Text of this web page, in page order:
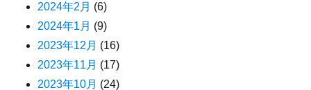
2024年2月 (6)
2024年1月 (9)
2023年12月 (16)
2023年11月 (17)
2023年10月 (24)